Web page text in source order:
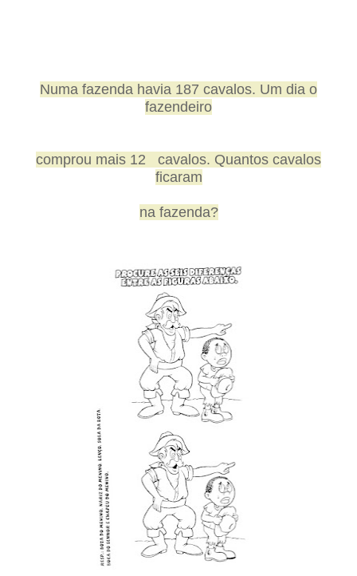
Numa fazenda havia 187 cavalos. Um dia o
fazendeiro
comprou mais 12
cavalos. Quantos cavalos
ficaram
na fazenda?